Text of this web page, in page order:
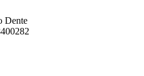
Dente